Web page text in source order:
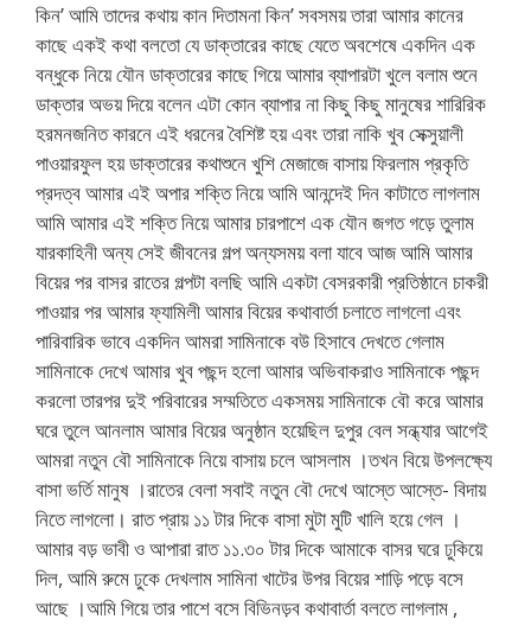
কিন’ আমি তাদের কথায় কান দিতামনা কিন’ সবসময় তারা আমার কানের
কাছে একই কথা বলতো যে ডাক্তারের কাছে যেতে অবশেষে একদিন এক
বন্ধুকে নিয়ে যৌন ডাক্তারের কাছে গিয়ে আমার ব্যাপারটা খুলে বলাম শুনে
ডাক্তার অভয় দিয়ে বলেন এটা কোন ব্যাপার না কিছু কিছু মানুষের শারিরিক
হরমনজনিত কারনে এই ধরনের বৈশিষ্ট হয় এবং তারা নাকি খুব সেক্সুয়ালী
পাওয়ারফুল হয় ডাক্তারের কথাশুনে খুশি মেজাজে বাসায় ফিরলাম প্রকৃতি
প্রদত্ব আমার এই অপার শক্তি নিয়ে আমি আনন্দেই দিন কাটাতে লাগলাম
আমি আমার এই শক্তি নিয়ে আমার চারপাশে এক যৌন জগত গড়ে তুলাম
যারকাহিনী অন্য সেই জীবনের গল্প অন্যসময় বলা যাবে আজ আমি আমার
বিয়ের পর বাসর রাতের গল্পটা বলছি আমি একটা বেসরকারী প্রতিষ্ঠানে চাকরী
পাওয়ার পর আমার ফ্যামিলী আমার বিয়ের কথাবার্তা চলাতে লাগলো এবং
পারিবারিক ভাবে একদিন আমরা সামিনাকে বউ হিসাবে দেখতে গেলাম
সামিনাকে দেখে আমার খুব পছন্দ হলো আমার অভিবাকরাও সামিনাকে পছন্দ
করলো তারপর দুই পরিবারের সম্মতিতে একসময় সামিনাকে বৌ করে আমার
ঘরে তুলে আনলাম আমার বিয়ের অনুষ্ঠান হয়েছিল দুপুর বেল সন্ধ্যার আগেই
আমরা নতুন বৌ সামিনাকে নিয়ে বাসায় চলে আসলাম ।তখন বিয়ে উপলক্ষ্যে
বাসা ভর্তি মানুষ ।রাতের বেলা সবাই নতুন বৌ দেখে আস্তে আস্তে- বিদায়
নিতে লাগলো। রাত প্রায় ১১ টার দিকে বাসা মুটা মুটি খালি হয়ে গেল ।
আমার বড় ভাবী ও আপারা রাত ১১.৩০ টার দিকে আমাকে বাসর ঘরে ঢুকিয়ে
দিল, আমি রুমে ঢুকে দেখলাম সামিনা খাটের উপর বিয়ের শাড়ি পড়ে বসে
আছে ।আমি গিয়ে তার পাশে বসে বিভিনড়ব কথাবার্তা বলতে লাগলাম ,